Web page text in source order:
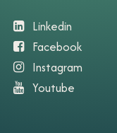
Linkedin
Facebook
Instagram
Youtube​